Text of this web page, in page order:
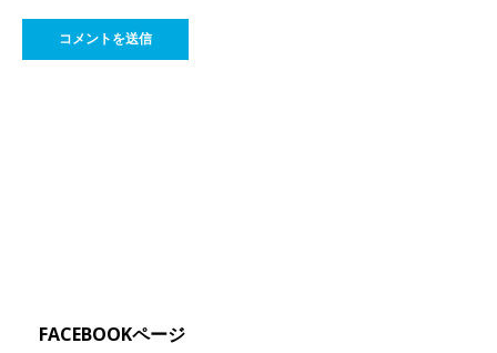
FACEBOOKページ